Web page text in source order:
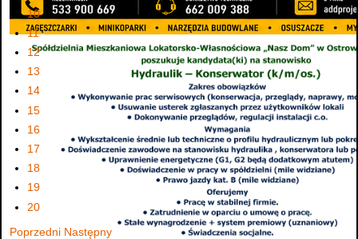
10
11
12
13
14
15
16
17
18
19
20
Poprzedni Następny